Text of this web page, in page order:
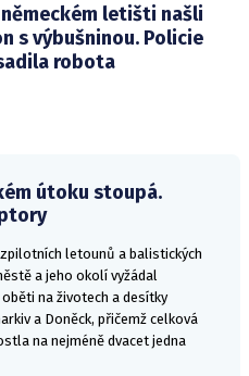
německém letišti našli
s výbušninou. Policie
robota
útoku stoupá.
letounů a balistických
a jeho okolí vyžádal
na životech a desítky
a Doněck, přičemž celková
na nejméně dvacet jedna